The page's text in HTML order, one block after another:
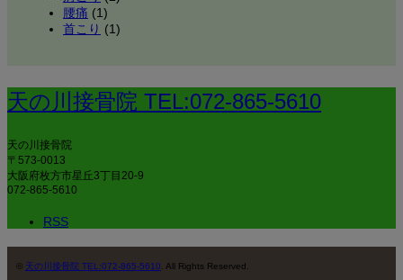
腰痛 (1)
首こり (1)
天の川接骨院 TEL:072-865-5610
天の川接骨院
〒573-0013
大阪府枚方市星丘3丁目20-9
072-865-5610
RSS
© 天の川接骨院 TEL:072-865-5610. All Rights Reserved.